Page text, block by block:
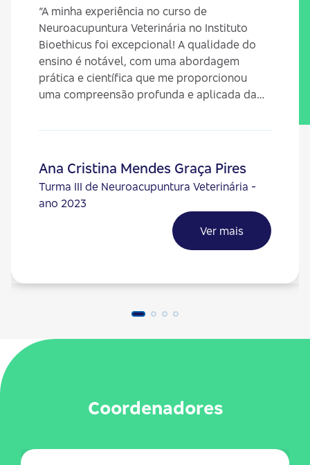
“A minha experiência no curso de
Neuroacupuntura Veterinária no Instituto
Bioethicus foi excepcional! A qualidade do
ensino é notável, com uma abordagem
prática e científica que me proporcionou
uma compreensão profunda e aplicada da
altamente qualificados, atenciosos e
conhecimento de forma clara e acessível,
sempre dispostos a esclarecer dúvidas e
compartilhar as suas experiências clínicas.
Além disso, a estrutura do curso é bem
organizada, e equilibrada. Recomendo
fortemente o curso a todos os profissionais
Ana Cristina Mendes Graça Pires
Turma III de Neuroacupuntura Veterinária -
ano 2023
Ver mais
Coordenadores